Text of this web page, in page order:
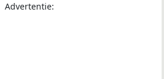
Advertentie: